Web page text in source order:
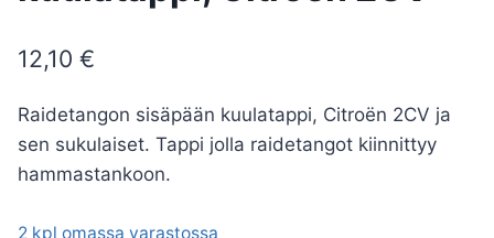
12,10 €
Raidetangon sisäpään kuulatappi, Citroën 2CV ja
sen sukulaiset. Tappi jolla raidetangot kiinnittyy
hammastankoon.
2 kpl omassa varastossa